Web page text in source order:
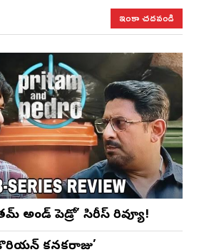
ప్రత్యేకంగా
‘ఉమెన్స్ ఫోరమ్’
ఇంకా చదవండి
అండ్ పెడ్రో’ సిరీస్ రివ్యూ!
కనకరాజు’